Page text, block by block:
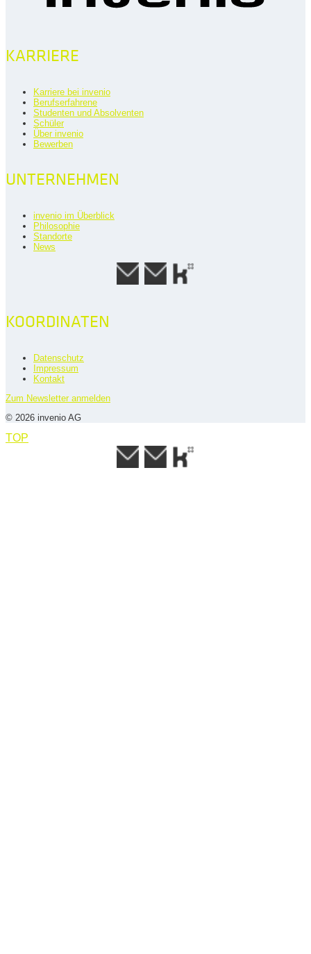
KARRIERE
Karriere bei invenio
Berufserfahrene
Studenten und Absolventen
Schüler
Über invenio
Bewerben
UNTERNEHMEN
invenio im Überblick
Philosophie
Standorte
News
KOORDINATEN
Datenschutz
Impressum
Kontakt
Zum Newsletter anmelden
© 2026 invenio AG
TOP